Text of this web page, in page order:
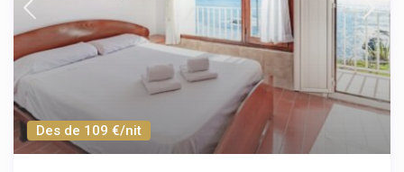
Des de 109 €/nit